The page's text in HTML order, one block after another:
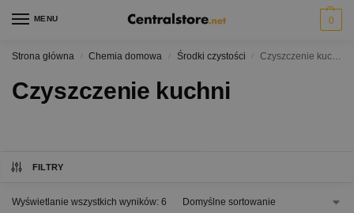
MENU 0
Strona główna / Chemia domowa / Środki czystości Czyszczenie kuchni
Czyszczenie kuchni
FILTRY
Wyświetlanie wszystkich wyników: 6